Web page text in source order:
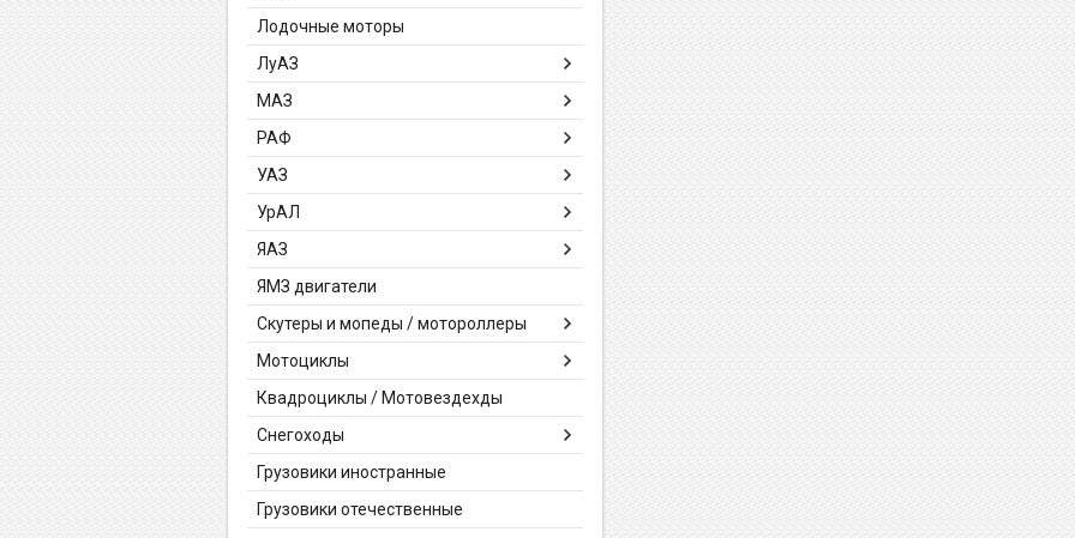
Лодочные моторы
ЛуАЗ
МАЗ
РАФ
УАЗ
УрАЛ
ЯАЗ
ЯМЗ двигатели
Скутеры и мопеды / мотороллеры
Мотоциклы
Квадроциклы / Мотовездехды
Снегоходы
Грузовики иностранные
Грузовики отечественные